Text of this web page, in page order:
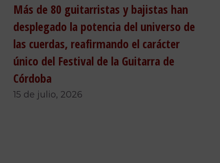
Más de 80 guitarristas y bajistas han
desplegado la potencia del universo de
las cuerdas, reafirmando el carácter
único del Festival de la Guitarra de
Córdoba
15 de julio, 2026